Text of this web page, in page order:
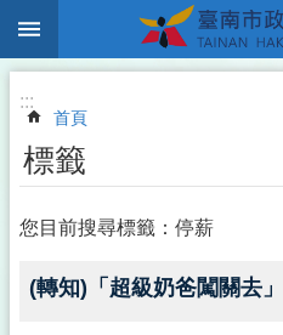
跳到主要內容區塊
:::
首頁
標籤
您目前搜尋標籤：停薪